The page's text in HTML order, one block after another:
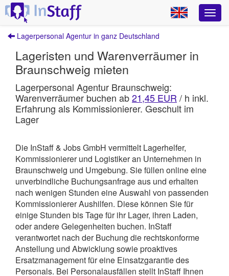
Lagerpersonal Agentur in ganz Deutschland
Lageristen und Warenverräumer in
Braunschweig mieten
Lagerpersonal Agentur Braunschweig:
Warenverräumer buchen ab21,45 EUR / h inkl.
Erfahrung als Kommissionierer. Geschult im
Lager
Die InStaff & Jobs GmbH vermittelt Lagerhelfer,
Kommissionierer und Logistiker an Unternehmen in
Braunschweig und Umgebung. Sie füllen online eine
unverbindliche Buchungsanfrage aus und erhalten
nach wenigen Stunden eine Auswahl von passenden
Kommissionierer Aushilfen. Diese können Sie für
einige Stunden bis Tage für ihr Lager, ihren Laden,
oder andere Gelegenheiten buchen. InStaff
verantwortet nach der Buchung die rechtskonforme
Anstellung und Abwicklung sowie proaktives
Ersatzmanagement für eine Einsatzgarantie des
Personals. Bei Personalausfällen stellt InStaff Ihnen